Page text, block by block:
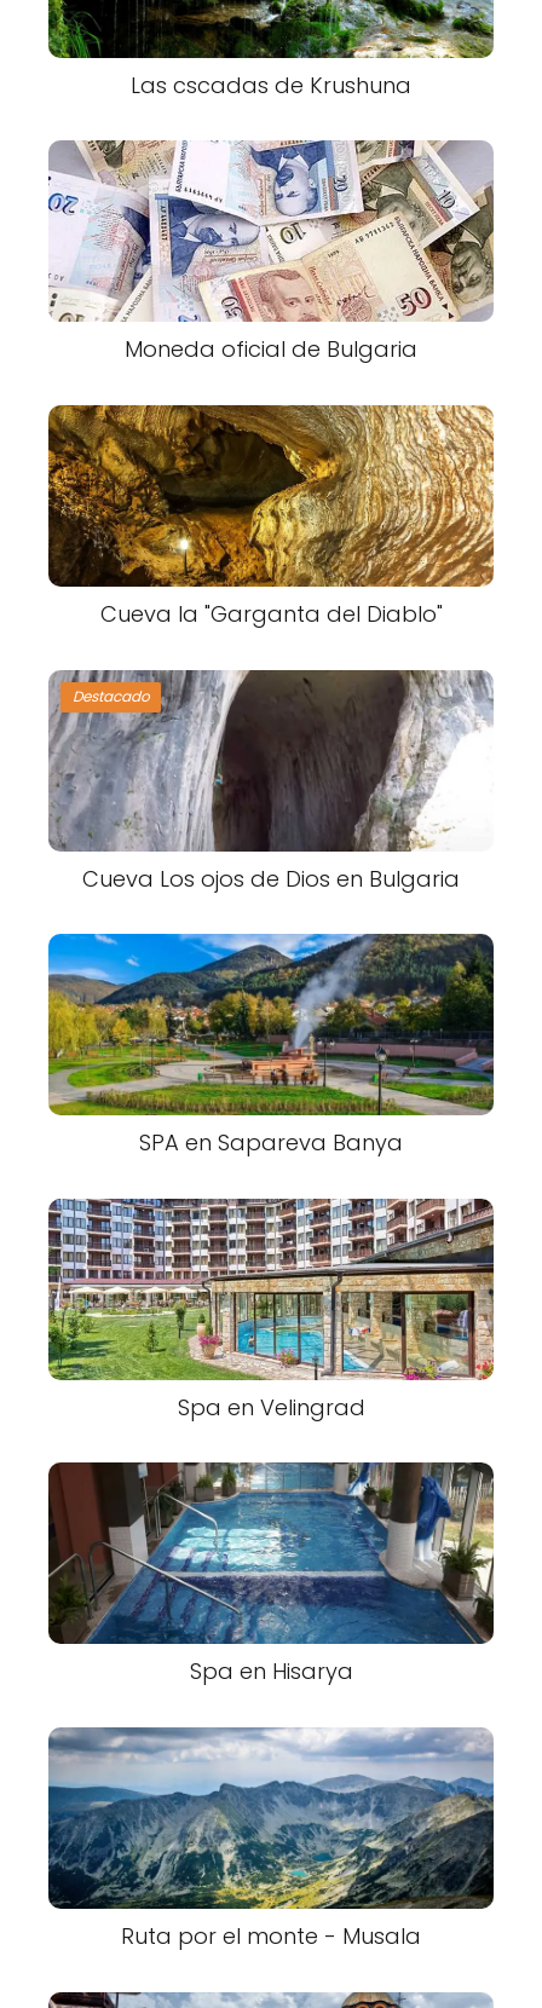
Las cscadas de Krushuna
Moneda oficial de Bulgaria
Cueva la "Garganta del Diablo"
Destacado
Cueva Los ojos de Dios en Bulgaria
SPA en Sapareva Banya
Spa en Velingrad
Spa en Hisarya
Ruta por el monte - Musala